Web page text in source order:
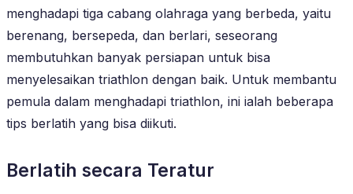
menghadapi tiga cabang olahraga yang berbeda, yaitu
berenang, bersepeda, dan berlari, seseorang
membutuhkan banyak persiapan untuk bisa
menyelesaikan triathlon dengan baik. Untuk membantu
pemula dalam menghadapi triathlon, ini ialah beberapa
tips berlatih yang bisa diikuti.
Berlatih secara Teratur